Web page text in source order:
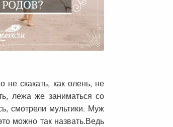
скакать, как олень, не
лежа же заниматься со
смотрели мультики. Муж
можно так назвать.Ведь